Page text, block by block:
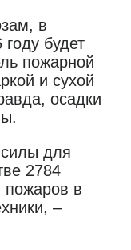
в
будет
пожарной
и сухой
осадки
для
2784
пожаров в
–